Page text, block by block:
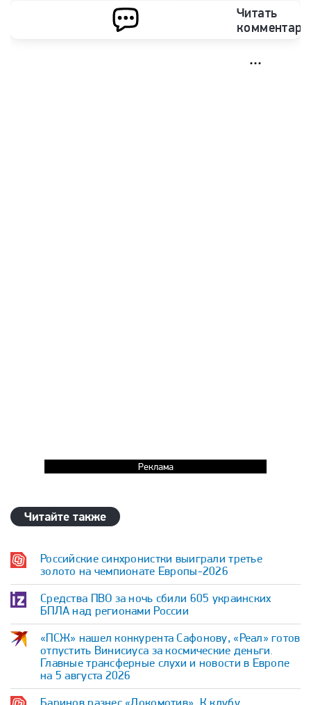
Сборная Польши по волейболу
Читать
Реклама
Читайте также
Российские синхронистки выиграли третье
золото на чемпионате Европы-2026
Средства ПВО за ночь сбили 605 украинских
БПЛА над регионами России
«ПСЖ» нашел конкурента Сафонову, «Реал» готов
отпустить Винисиуса за космические деньги.
Главные трансферные слухи и новости в Европе
на 5 августа 2026
Баринов разнес «Локомотив». К клубу